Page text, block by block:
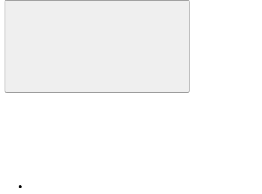
Compartilhar